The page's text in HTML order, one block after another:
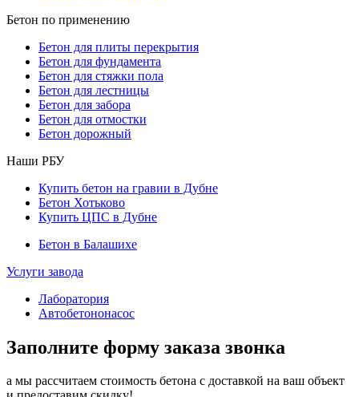
Бетон по применению
Бетон для плиты перекрытия
Бетон для фундамента
Бетон для стяжки пола
Бетон для лестницы
Бетон для забора
Бетон для отмостки
Бетон дорожный
Наши РБУ
Купить бетон на гравии в Дубне
Бетон Хотьково
Купить ЦПС в Дубне
Бетон в Балашихе
Услуги завода
Лаборатория
Автобетононасос
Заполните форму заказа звонка
а мы рассчитаем стоимость бетона с доставкой на ваш объект